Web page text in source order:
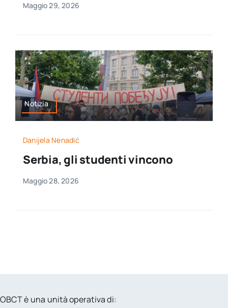
Maggio 29, 2026
Notizia
Danijela Nenadić
Serbia, gli studenti vincono
Maggio 28, 2026
OBCT è una unità operativa di: